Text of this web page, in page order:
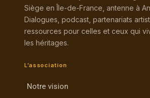
Siège en Île-de-France, antenne à
Dialogues, podcast, partenariats
ressources pour celles et ceux qui
les héritages.
L’association
Notre vision